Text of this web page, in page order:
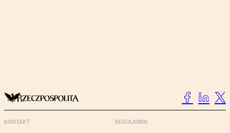
KONTAKT REGULAMIN